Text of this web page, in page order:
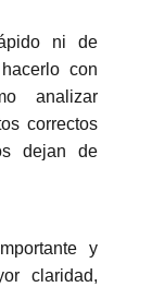
ni de
con
analizar
correctos
dejan de
y
claridad,